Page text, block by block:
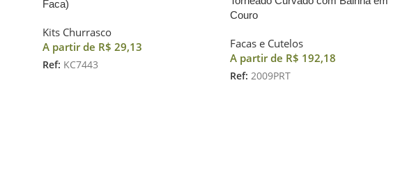
Faca)
Kits Churrasco
A partir de R$ 29,13
Ref: KC7443
Couro
Facas e Cutelos
A partir de R$ 192,18
Ref:2009PRT